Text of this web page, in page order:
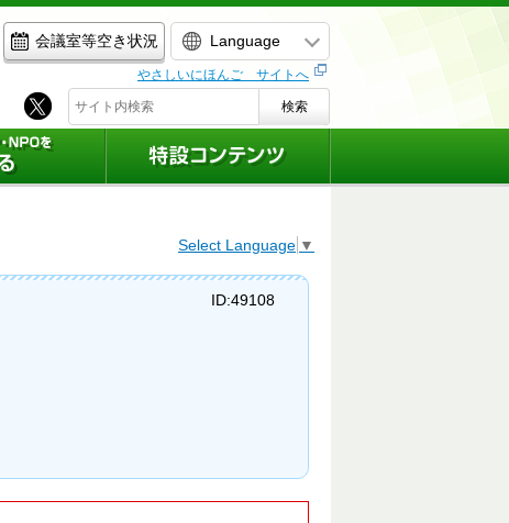
会議室等空き状況 Language
やさしいにほんご サイトへ
検索
Select Language ▼
ID:49108